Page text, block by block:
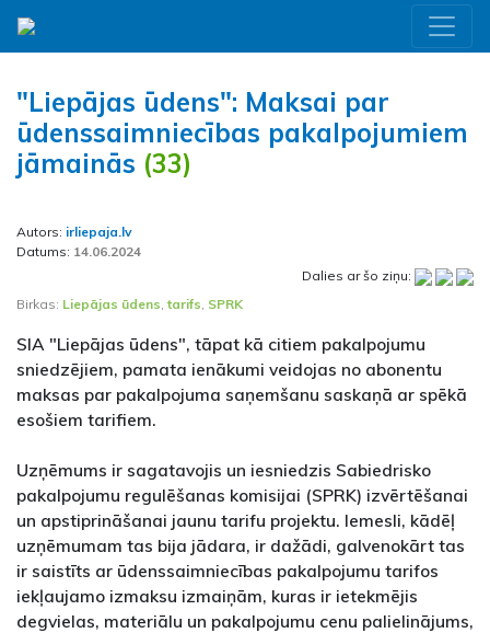
"Liepājas ūdens": Maksai par
ūdenssaimniecības pakalpojumiem
jāmainās (33)
Autors: irliepaja.lv
Datums: 14.06.2024
Dalies ar šo ziņu:
Birkas: Liepājas ūdens,tarifs, SPRK
SIA "Liepājas ūdens", tāpat kā citiem pakalpojumu
sniedzējiem, pamata ienākumi veidojas no abonentu
maksas par pakalpojuma saņemšanu saskaņā ar spēkā
esošiem tarifiem.
Uzņēmums ir sagatavojis un iesniedzis Sabiedrisko
pakalpojumu regulēšanas komisijai (SPRK) izvērtēšanai
un apstiprināšanai jaunu tarifu projektu. Iemesli, kādēļ
uzņēmumam tas bija jādara, ir dažādi, galvenokārt tas
ir saistīts ar ūdenssaimniecības pakalpojumu tarifos
iekļaujamo izmaksu izmaiņām, kuras ir ietekmējis
degvielas, materiālu un pakalpojumu cenu palielinājums,